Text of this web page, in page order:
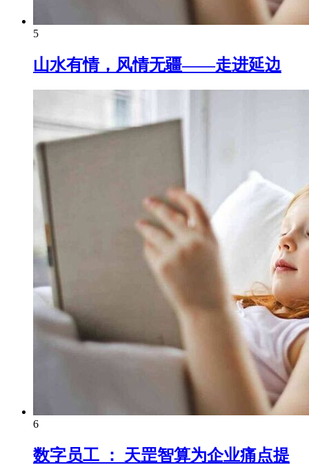
5
山水有情，风情无疆——走进延边
6
数字员工 ： 天罡智算为企业痛点提